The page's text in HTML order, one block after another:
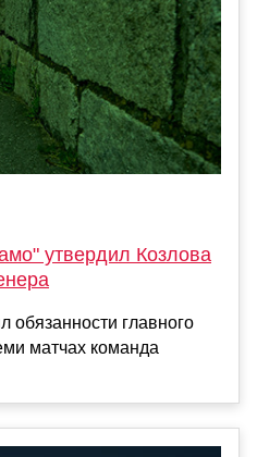
утвердил Козлова
обязанности главного
матчах команда